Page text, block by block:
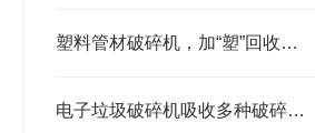
塑料管材破碎机，加“塑”回收动态，把握绿色方向
电子垃圾破碎机吸收多种破碎机优点的基础